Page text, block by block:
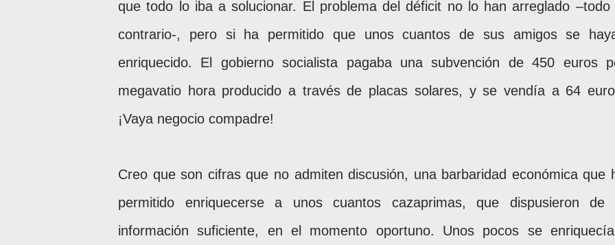
que todo lo iba a solucionar. El problema del déficit no lo han arreglado –todo
contrario-, pero si ha permitido que unos cuantos de sus amigos se
enriquecido. El gobierno socialista pagaba una subvención de 450 euros
megavatio hora producido a través de placas solares, y se vendía a 64
¡Vaya negocio compadre!
Creo que son cifras que no admiten discusión, una barbaridad económica que
permitido enriquecerse a unos cuantos cazaprimas, que dispusieron de
información suficiente, en el momento oportuno. Unos pocos se